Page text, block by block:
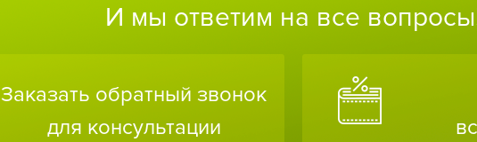
И мы ответим на все
Заказать обратный звонок
для консультации